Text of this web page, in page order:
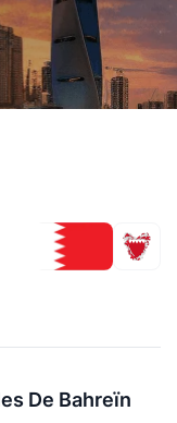
De Bahreïn